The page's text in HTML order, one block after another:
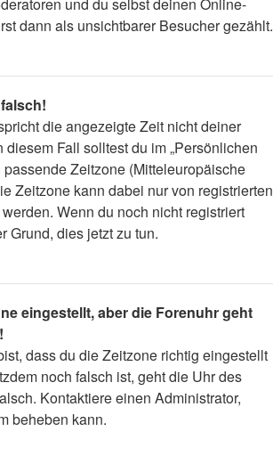
dann als unsichtbarer Besucher gezählt.
die angezeigte Zeit nicht deiner
Fall solltest du im „Persönlichen
passende Zeitzone (Mitteleuropäische
Zeitzone kann dabei nur von registrierten
Wenn du noch nicht registriert
Grund, dies jetzt zu tun.
eingestellt, aber die Forenuhr geht
dass du die Zeitzone richtig eingestellt
noch falsch ist, geht die Uhr des
Kontaktiere einen Administrator,
beheben kann.